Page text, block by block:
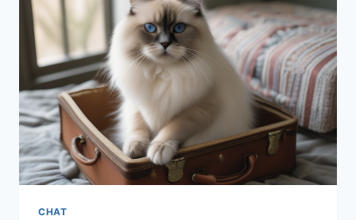
ET
D’AUTRES
RACES
DE
CHATS
SIMILAIRES
CHAT